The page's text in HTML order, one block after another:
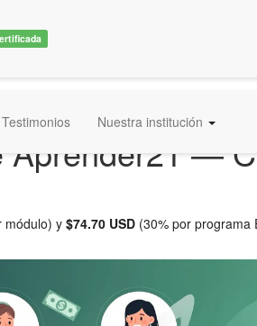
Testimonios Nuestra institución
Aprender21 —
módulo) y$74.70 USD (30% por programa